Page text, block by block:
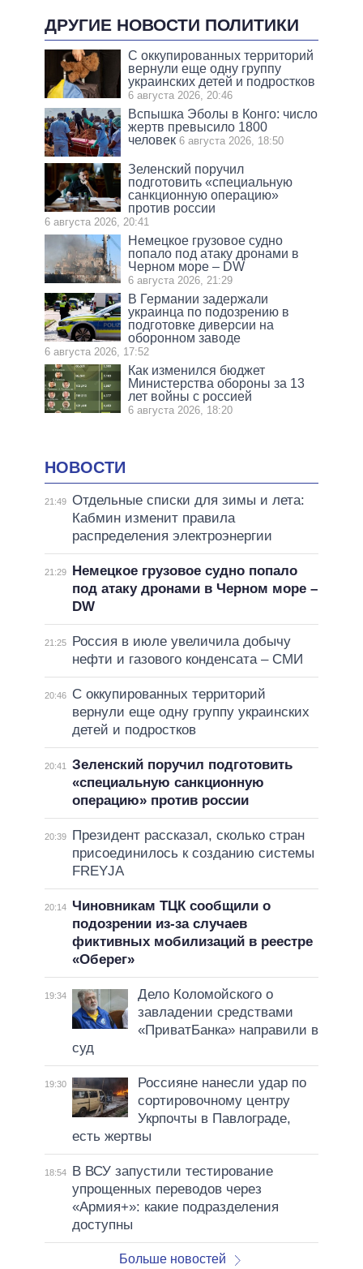
ДРУГИЕ НОВОСТИ ПОЛИТИКИ
С оккупированных территорий
вернули еще одну группу
украинских детей и подростков
6 августа 2026, 20:46
Вспышка Эболы в Конго: число
жертв превысило 1800
человек 6 августа 2026, 18:50
Зеленский поручил
подготовить «специальную
санкционную операцию»
против россии
6 августа 2026, 20:41
Немецкое грузовое судно
попало под атаку дронами в
Черном море – DW
6 августа 2026, 21:29
В Германии задержали
украинца по подозрению в
подготовке диверсии на
оборонном заводе
6 августа 2026, 17:52
Как изменился бюджет
Министерства обороны за 13
лет войны с россией
6 августа 2026, 18:20
НОВОСТИ
21:49 Отдельные списки для зимы и лета:
Кабмин изменит правила
распределения электроэнергии
21:29
Немецкое грузовое судно попало
под атаку дронами в Черном море –
DW
21:25
Россия в июле увеличила добычу
нефти и газового конденсата – СМИ
20:46
С оккупированных территорий
вернули еще одну группу украинских
детей и подростков
20:41 Зеленский поручил подготовить
«специальную санкционную
операцию» против россии
20:39
Президент рассказал, сколько стран
присоединилось к созданию системы
FREYJA
20:14
Чиновникам ТЦК сообщили о
подозрении из-за случаев
фиктивных мобилизаций в реестре
«Оберег»
19:34
Дело Коломойского о
завладении средствами
«ПриватБанка» направили в
суд
19:30
Россияне нанесли удар по
сортировочному центру
Укрпочты в Павлограде,
есть жертвы
18:54
В ВСУ запустили тестирование
упрощенных переводов через
«Армия+»: какие подразделения
доступны
Больше новостей